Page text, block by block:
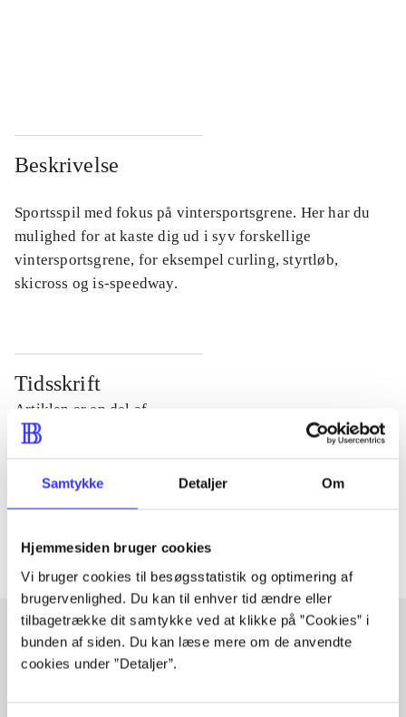
Samtykke Detaljer Om
Hjemmesiden bruger cookies
Vi bruger cookies til besøgsstatistik og optimering af
brugervenlighed. Du kan til enhver tid ændre eller
tilbagetrække dit samtykke ved at klikke på ”Cookies” i
bunden af siden. Du kan læse mere om de anvendte
cookies under ”Detaljer”.
Beskrivelse
Sportsspil med fokus på vintersportsgrene. Her har du
mulighed for at kaste dig ud i syv forskellige
vintersportsgrene, for eksempel curling, styrtløb,
skicross og is-speedway.
Tidsskrift
Artiklen er en del af
Tidsskrift
Artiklerne i handler ofte om
Artikler med samme emner